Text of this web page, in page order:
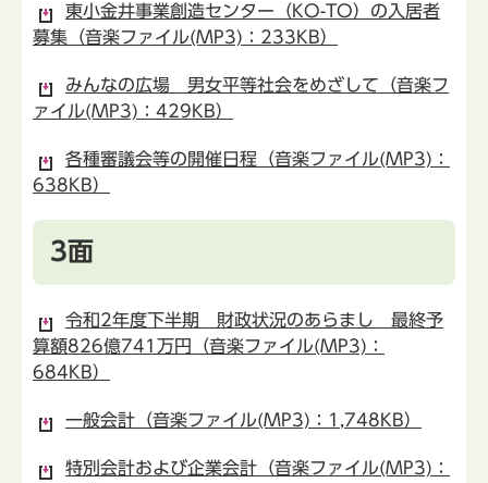
東小金井事業創造センター（KO-TO）の入居者
募集（音楽ファイル(MP3)：233KB）
みんなの広場 男女平等社会をめざして（音楽フ
ァイル(MP3)：429KB）
各種審議会等の開催日程（音楽ファイル(MP3)：
638KB）
3面
令和2年度下半期 財政状況のあらまし 最終予
算額826億741万円（音楽ファイル(MP3)：
684KB）
一般会計（音楽ファイル(MP3)：1,748KB）
特別会計および企業会計（音楽ファイル(MP3)：